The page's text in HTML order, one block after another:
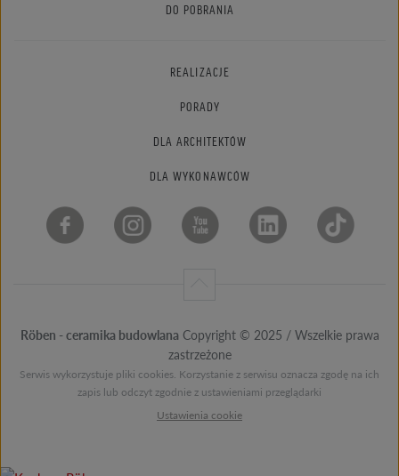
DO POBRANIA
REALIZACJE
PORADY
DLA ARCHITEKTÓW
DLA WYKONAWCÓW
Röben - ceramika budowlana Copyright © 2025 / Wszelkie prawa
zastrzeżone
Serwis wykorzystuje pliki cookies. Korzystanie z serwisu oznacza zgodę na ich
zapis lub odczyt zgodnie z ustawieniami przeglądarki
Ustawienia cookie